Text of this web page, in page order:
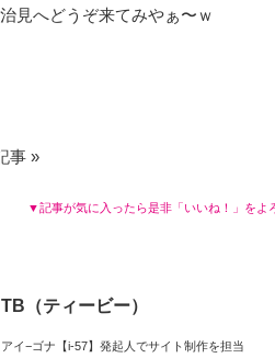
見へどうぞ来てみやぁ〜ｗ
事 »
▼記事が気に入ったら是非「いいね！」をよ
TB（ティービー）
アイ−ゴナ【i-57】発起人でサイト制作を担当